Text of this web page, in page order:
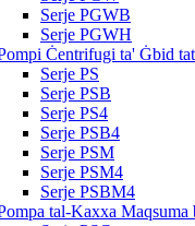
Serje PGWB
Serje PGWH
Ċentrifugi ta' Ġbid
Serje PS
Serje PSB
Serje PS4
Serje PSB4
Serje PSM
Serje PSM4
Serje PSBM4
tal-Kaxxa